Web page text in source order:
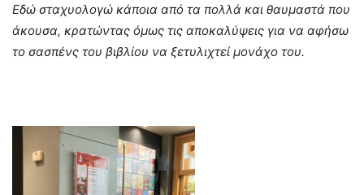
Εδώ σταχυολογώ κάποια από τα πολλά και θαυμαστά που
άκουσα, κρατώντας όμως τις αποκαλύψεις για να αφήσω
το σασπένς του βιβλίου να ξετυλιχτεί μονάχο του.